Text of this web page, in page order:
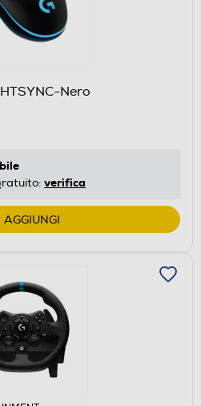
Nero
verifica
AGGIUNGI